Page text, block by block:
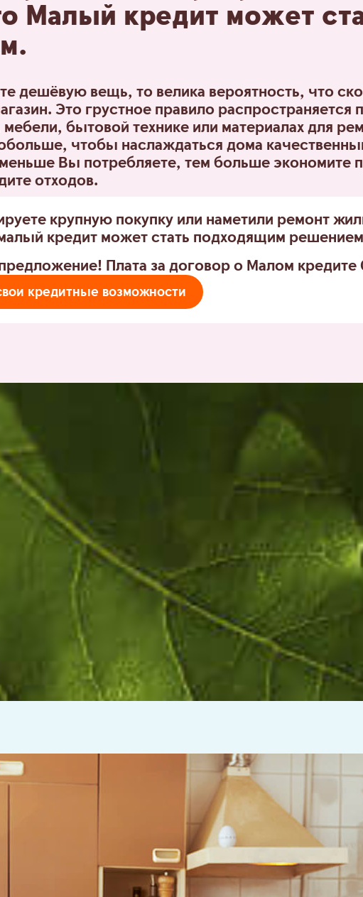
Малый кредит может
дешёвую вещь, то велика вероятность, что
Это грустное правило распространяется
бытовой технике или материалах для
чтобы наслаждаться дома
Вы потребляете, тем больше экономите
отходов.
крупную покупку или наметили ремонт
кредит может стать подходящим
Плата за договор о Малом кредите
кредитные возможности